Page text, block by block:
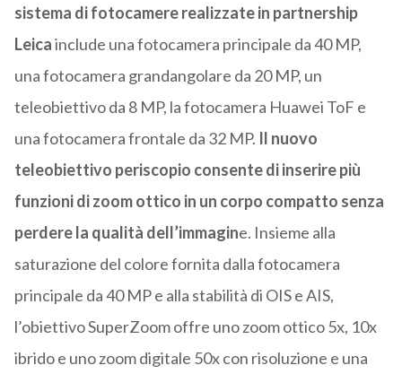
sistema di fotocamere realizzate in partnership
Leicainclude una fotocamera principale da 40 MP,
una fotocamera grandangolare da 20 MP, un
teleobiettivo da 8 MP, la fotocamera Huawei ToF e
una fotocamera frontale da 32 MP. Il nuovo
teleobiettivo periscopio consente di inserire più
funzioni di zoom ottico in un corpo compatto senza
perdere la qualità dell’immagine. Insieme alla
saturazione del colore fornita dalla fotocamera
principale da 40 MP e alla stabilità di OIS e AIS,
l’obiettivo SuperZoom offre uno zoom ottico 5x, 10x
ibrido e uno zoom digitale 50x con risoluzione e una